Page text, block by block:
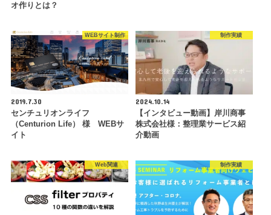
オ作りとは？
WEBサイト制作
2019.7.30
センチュリオンライフ
（Centurion Life） 様 WEBサ
イト
制作実績
2024.10.14
【インタビュー動画】岸川商事
株式会社様：整理業サービス紹
介動画
Web関連 制作実績